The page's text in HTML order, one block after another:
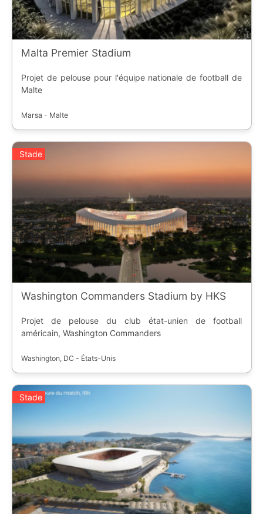
Malta Premier Stadium
Projet de pelouse pour l'équipe nationale de football de
Malte
Marsa - Malte
Stade
Washington Commanders Stadium by HKS
Projet de pelouse du club état-unien de football
américain, Washington Commanders
Washington, DC - États-Unis
Stade